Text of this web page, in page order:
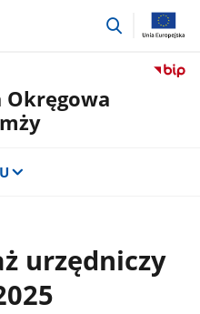
przejdź
urzędniczy